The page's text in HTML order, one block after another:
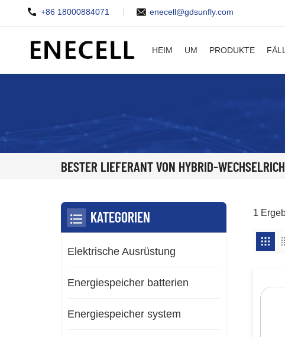
+86 18000884071 enecell@gdsunfly.com
HEIM UM PRODUKTE
BESTER LIEFERANT VON HYBRID-
1
KATEGORIEN
Elektrische Ausrüstung
Energiespeicher batterien
Energiespeicher system